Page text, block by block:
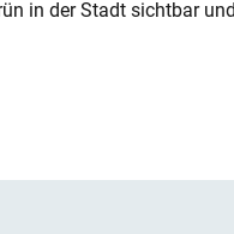
in der Stadt sichtbar